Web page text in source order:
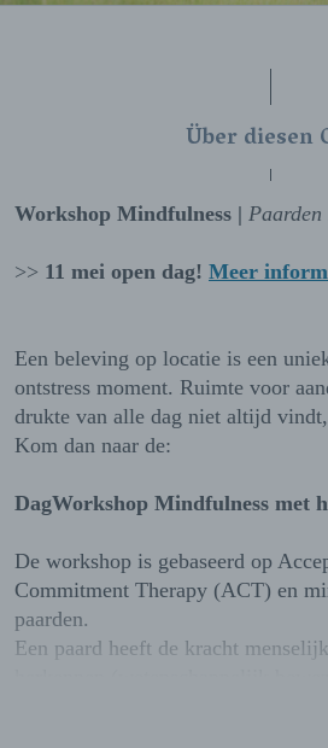
Über diesen
Workshop Mindfulness |
>> 11 mei open dag! Meer
Een beleving op locatie is een
ontstress moment. Ruimte voor
drukte van alle dag niet altijd
Kom dan naar de:
DagWorkshop Mindfulness met
De workshop is gebaseerd op
Commitment Therapy (ACT) en
paarden.
Een paard heeft de kracht
eigenschappen die hen geschikt
staat midden in het leven, het Hier